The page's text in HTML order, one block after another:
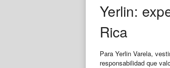
Yerlin:
Rica
Para Yerlin Varela,
responsabilidad que